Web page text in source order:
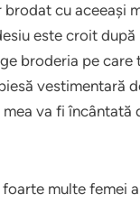
brodat cu aceeași
este croit după
broderia pe care
vestimentară
va fi încântată
multe femei